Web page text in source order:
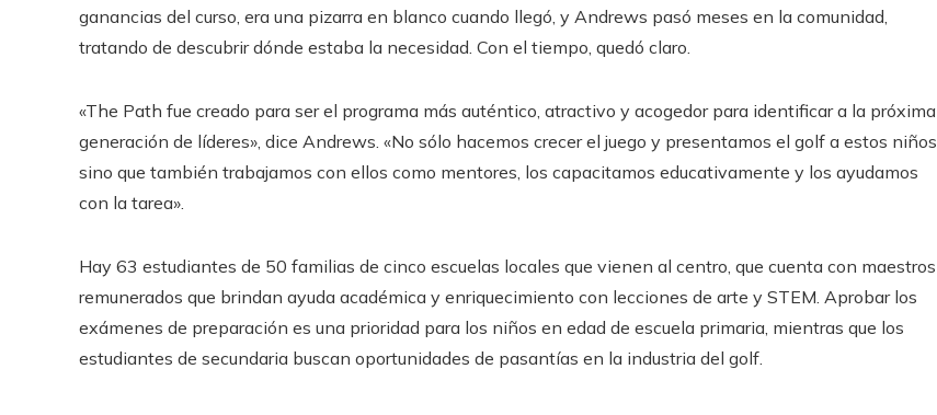
ganancias del curso, era una pizarra en blanco cuando llegó, y Andrews pasó meses en la comunidad,
tratando de descubrir dónde estaba la necesidad. Con el tiempo, quedó claro.
«The Path fue creado para ser el programa más auténtico, atractivo y acogedor para identificar a la próxima
generación de líderes», dice Andrews. «No sólo hacemos crecer el juego y presentamos el golf a estos niños,
sino que también trabajamos con ellos como mentores, los capacitamos educativamente y los ayudamos
con la tarea».
Hay 63 estudiantes de 50 familias de cinco escuelas locales que vienen al centro, que cuenta con maestros
remunerados que brindan ayuda académica y enriquecimiento con lecciones de arte y STEM. Aprobar los
exámenes de preparación es una prioridad para los niños en edad de escuela primaria, mientras que los
estudiantes de secundaria buscan oportunidades de pasantías en la industria del golf.